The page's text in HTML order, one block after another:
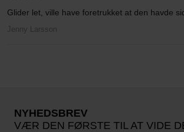
Glider let, ville have foretrukket at den havde
Jenny Larsson
NYHEDSBREV
VÆR DEN FØRSTE TIL AT VIDE